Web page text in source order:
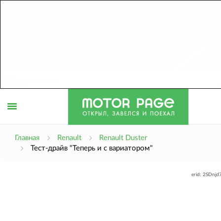
Главная Renault
Renault Duster
Тест-драйв "Теперь и с вариатором"
erid: